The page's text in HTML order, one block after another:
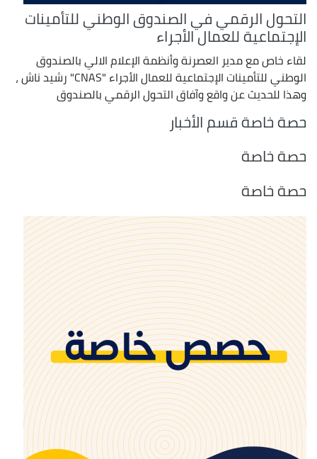
التحول الرقمي في الصندوق الوطني للتأمينات
الإجتماعية للعمال الأجراء
لقاء خاص مع مدير العصرنة وأنظمة الإعلام الالي بالصندوق
الوطني للتأمينات الإجتماعية للعمال الأجراء "CNAS" رشيد ناش ،
وهذا للحديث عن واقع وآفاق التحول الرقمي بالصندوق
حصة خاصة قسم الأخبار
حصة خاصة
حصة خاصة